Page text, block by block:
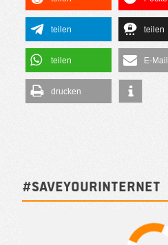
teilen teilen
teilen E-Mail
drucken
#SAVEYOURINTERNET